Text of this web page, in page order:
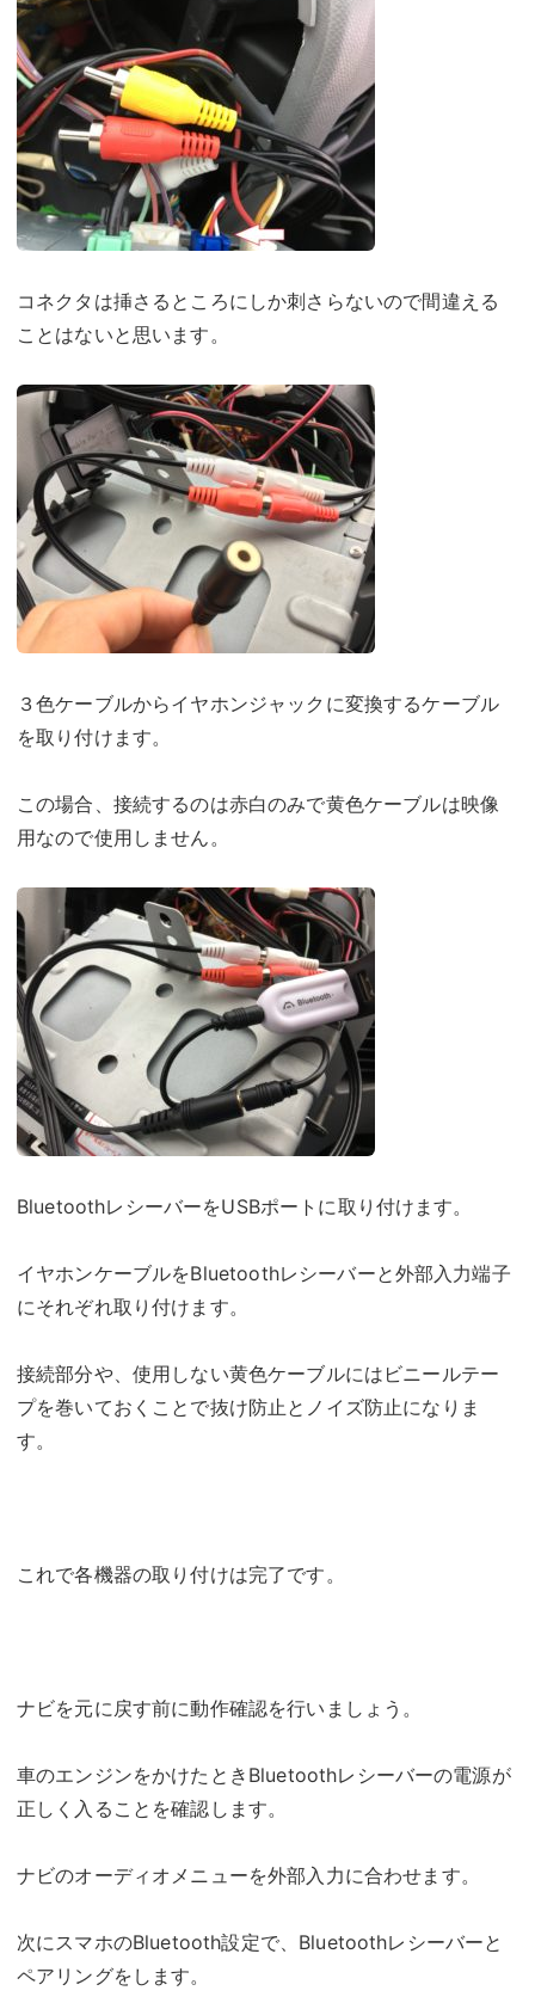
コネクタは挿さるところにしか刺さらないので間違える
ことはないと思います。
３色ケーブルからイヤホンジャックに変換するケーブル
を取り付けます。
この場合、接続するのは赤白のみで黄色ケーブルは映像
用なので使用しません。
BluetoothレシーバーをUSBポートに取り付けます。
イヤホンケーブルをBluetoothレシーバーと外部入力端子
にそれぞれ取り付けます。
接続部分や、使用しない黄色ケーブルにはビニールテー
プを巻いておくことで抜け防止とノイズ防止になりま
す。
これで各機器の取り付けは完了です。
ナビを元に戻す前に動作確認を行いましょう。
車のエンジンをかけたときBluetoothレシーバーの電源が
正しく入ることを確認します。
ナビのオーディオメニューを外部入力に合わせます。
次にスマホのBluetooth設定で、Bluetoothレシーバーと
ペアリングをします。